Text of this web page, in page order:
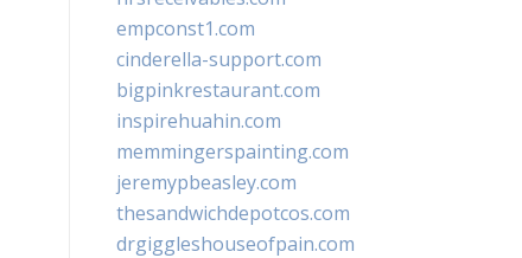
empconst1.com
cinderella-support.com
bigpinkrestaurant.com
inspirehuahin.com
memmingerspainting.com
jeremypbeasley.com
thesandwichdepotcos.com
drgiggleshouseofpain.com